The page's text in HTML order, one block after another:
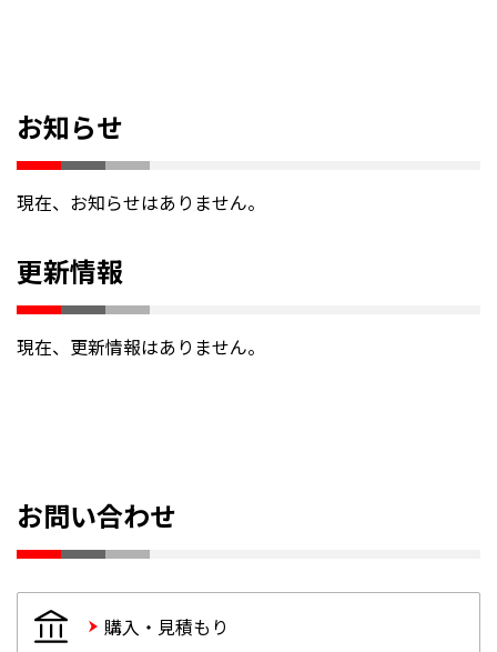
お知らせ
現在、お知らせはありません。
更新情報
現在、更新情報はありません。
お問い合わせ
購入・見積もり